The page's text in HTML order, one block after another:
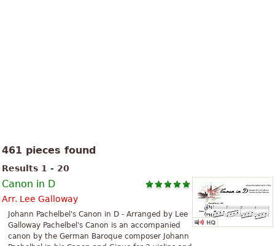
461 pieces found
Results 1 - 20
Canon in D
Arr. Lee Galloway
Johann Pachelbel's Canon in D - Arranged by Lee
Galloway Pachelbel's Canon is an accompanied
canon by the German Baroque composer Johann